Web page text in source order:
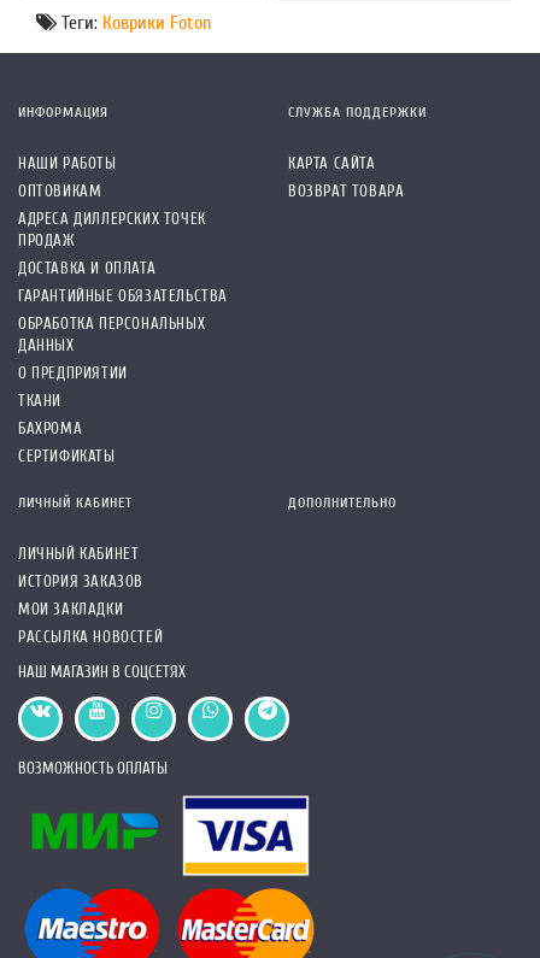
Теги: Коврики Foton
ИНФОРМАЦИЯ
НАШИ РАБОТЫ
ОПТОВИКАМ
АДРЕСА ДИЛЛЕРСКИХ ТОЧЕК
ПРОДАЖ
ДОСТАВКА И ОПЛАТА
ГАРАНТИЙНЫЕ ОБЯЗАТЕЛЬСТВА
ОБРАБОТКА ПЕРСОНАЛЬНЫХ
ДАННЫХ
О ПРЕДПРИЯТИИ
ТКАНИ
БАХРОМА
СЕРТИФИКАТЫ
СЛУЖБА ПОДДЕРЖКИ
КАРТА САЙТА
ВОЗВРАТ ТОВАРА
ЛИЧНЫЙ КАБИНЕТ
ЛИЧНЫЙ КАБИНЕТ
ИСТОРИЯ ЗАКАЗОВ
МОИ ЗАКЛАДКИ
РАССЫЛКА НОВОСТЕЙ
ДОПОЛНИТЕЛЬНО
НАШ МАГАЗИН В СОЦСЕТЯХ
ВОЗМОЖНОСТЬ ОПЛАТЫ